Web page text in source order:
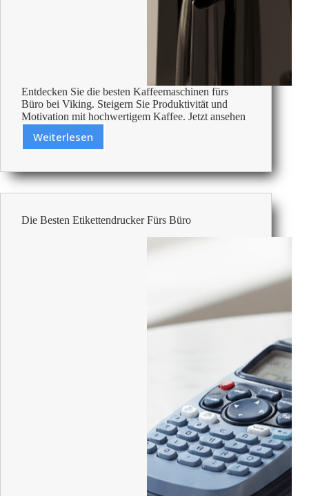
Entdecken Sie die besten Kaffeemaschinen fürs
Büro bei Viking. Steigern Sie Produktivität und
Motivation mit hochwertigem Kaffee. Jetzt ansehen
Weiterlesen
Beste
Fürs
Büro
Die Besten Etikettendrucker Fürs Büro